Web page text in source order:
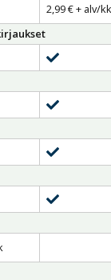
2,99 € + alv/kk
sisältyy
sisältyy
sisältyy
sisältyy